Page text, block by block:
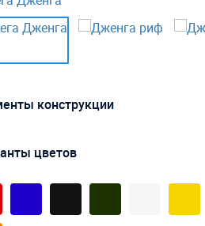
конструкции
цветов